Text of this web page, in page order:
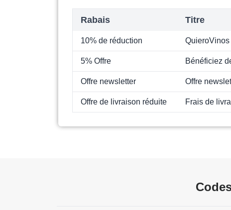
Rabais Titre
10% de réduction
5% Offre Bénéficiez
Offre newsletter Offre
Offre de livraison réduite Frais de